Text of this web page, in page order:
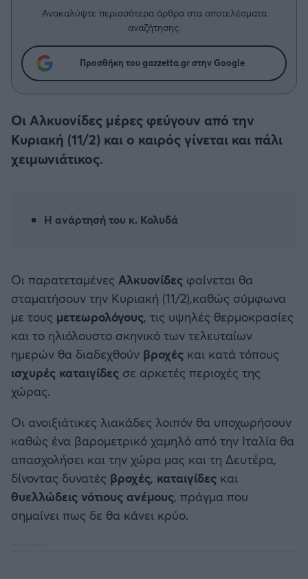
Άρης
Λεβαδειακός
ΟΦΗ
Βόλος
Ατρόμητος Αθηνών
Παναιτωλικός
Καλαμάτα
Ηρακλής
Ρεάλ Μαδρίτης
Ατλέτικο Μαδρίτης
Μάντσεστερ Γιουνάιτεντ
Συνεντεύξεις
Μια Ιστορία από την Πόλη
Ανακαλύψτε περισσότερα άρθρα στα αποτελέσματα
αναζήτησης.
Προσθήκη του gazzetta.gr στην Google
Οι Αλκυονίδες μέρες φεύγουν από την
Κυριακή (11/2) και ο καιρός γίνεται και πάλι
χειμωνιάτικος.
Η ανάρτησή του κ. Κολυδά
Οι παρατεταμένες Αλκυονίδες φαίνεται θα
σταματήσουν την Κυριακή (11/2),καθώς σύμφωνα
με τους μετεωρολόγους, τις υψηλές θερμοκρασίες
και το ηλιόλουστο σκηνικό των τελευταίων
ημερών θα διαδεχθούν βροχές και κατά τόπους
ισχυρές καταιγίδες σε αρκετές περιοχές της
χώρας.
Οι ανοιξιάτικες λιακάδες λοιπόν θα υποχωρήσουν
καθώς ένα βαρομετρικό χαμηλό από την Ιταλία θα
απασχολήσει και την χώρα μας και τη Δευτέρα,
δίνοντας δυνατές βροχές, καταιγίδες και
θυελλώδεις νότιους ανέμους, πράγμα που
σημαίνει πως δε θα κάνει κρύο.